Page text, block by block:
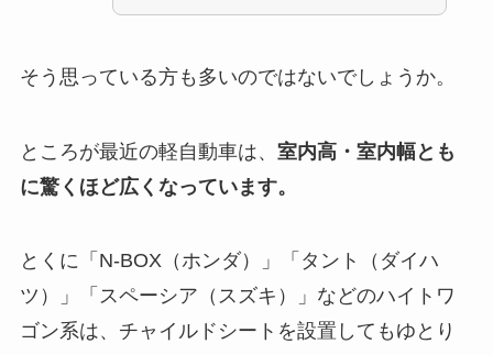
そう思っている方も多いのではないでしょうか。
ところが最近の軽自動車は、 室内高・室内幅とも
に驚くほど広くなっています。
とくに「N-BOX（ホンダ）」「タント（ダイハ
ツ）」「スペーシア（スズキ）」などのハイトワ
ゴン系は、チャイルドシートを設置してもゆとり